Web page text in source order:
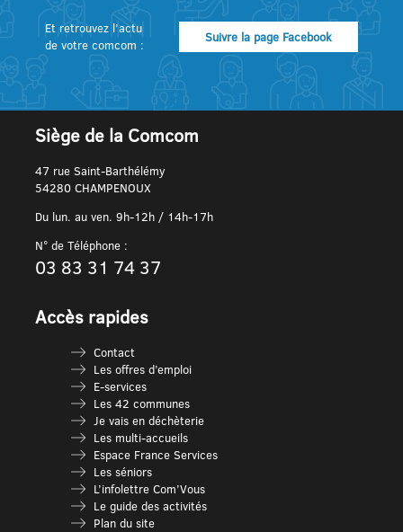
Et retrouvez l’actu
de votre comcom :
Suivre la page Facebook
Siège de la Comcom
47 rue Saint-Barthélémy
54280 CHAMPENOUX
Du lun. au ven. 9h-12h / 14h-17h
N° de Téléphone :
03 83 31 74 37
Accès rapides
Contact
Les offres d’emploi
E-services
Les 42 communes
Je vais en déchèterie
Les multi-accueils
Espace France Services
Les séniors
L’infolettre Com’Vous
Le guide des activités
Plan du site